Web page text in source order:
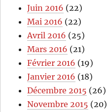
Juin 2016 (22)
Mai 2016 (22)
Avril 2016 (25)
Mars 2016 (21)
Février 2016 (19)
Janvier 2016 (18)
Décembre 2015 (26)
Novembre 2015 (20)